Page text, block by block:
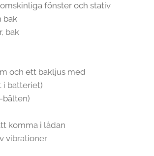
fönster och stativ
bak
bak
och ett bakljus med
i batteriet)
bälten)
komma i lådan
vibrationer